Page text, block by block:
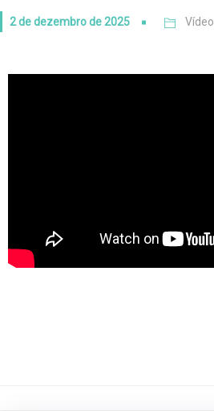
2 de dezembro de 2025